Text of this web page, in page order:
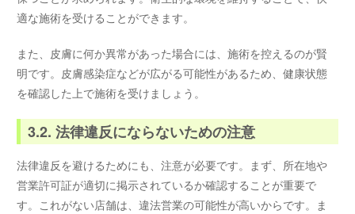
適な施術を受けることができます。
また、皮膚に何か異常があった場合には、施術を控えるのが賢
明です。皮膚感染症などが広がる可能性があるため、健康状態
を確認した上で施術を受けましょう。
3.2. 法律違反にならないための注意
法律違反を避けるためにも、注意が必要です。まず、所在地や
営業許可証が適切に掲示されているか確認することが重要で
す。これがない店舗は、違法営業の可能性が高いからです。ま